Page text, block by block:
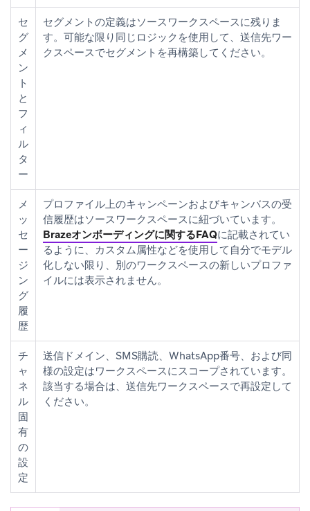
セ
グ
メ
ン
ト
と
フ
ィ
ル
タ
ー
セグメントの定義はソースワークスペースに残りま
す。可能な限り同じロジックを使用して、送信先ワー
クスペースでセグメントを再構築してください。
メ
ッ
セ
ー
ジ
ン
グ
履
歴
プロファイル上のキャンペーンおよびキャンバスの受
信履歴はソースワークスペースに紐づいています。
Brazeオンボーディングに関するFAQに記載されてい
るように、カスタム属性などを使用して自分でモデル
化しない限り、別のワークスペースの新しいプロファ
イルには表示されません。
チ
ャ
ネ
ル
固
有
の
設
定
送信ドメイン、SMS購読、WhatsApp番号、および同
様の設定はワークスペースにスコープされています。
該当する場合は、送信先ワークスペースで再設定して
ください。